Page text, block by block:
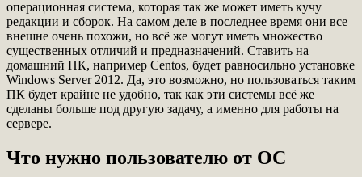
операционная система, которая так же может иметь кучу
редакции и сборок. На самом деле в последнее время они все
внешне очень похожи, но всё же могут иметь множество
существенных отличий и предназначений. Ставить на
домашний ПК, например Centos, будет равносильно установке
Windows Server 2012. Да, это возможно, но пользоваться таким
ПК будет крайне не удобно, так как эти системы всё же
сделаны больше под другую задачу, а именно для работы на
сервере.
Что нужно пользователю от ОС